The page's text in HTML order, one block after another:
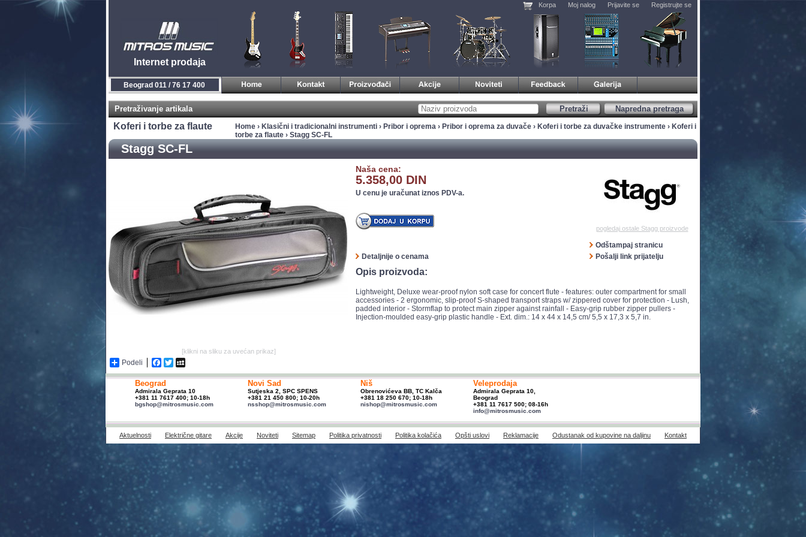
Internet prodaja
Korpa Moj nalog Prijavite se Registrujte se
Beograd 011 / 76 17 400
Pretraživanje artikala Napredna pretraga
Pretraži
Koferi i torbe za flaute Home › Klasični i tradicionalni instrumenti › Pribor i oprema › Pribor i oprema za duvače › Koferi i torbe za duvačke instrumente › Koferi i
torbe za flaute › Stagg SC-FL
Stagg SC-FL
[klikni na sliku za uvećan prikaz]
Podeli Facebook
Twitter
Naša cena:
5.358,00 DIN
U cenu je uračunat iznos PDV-a.
pogledaj ostale Stagg proizvode
Odštampaj stranicu
Detaljnije o cenama
Pošalji link prijatelju
Opis proizvoda:
Lightweight, Deluxe wear-proof nylon soft case for concert flute - features: outer compartment for small
accessories - 2 ergonomic, slip-proof S-shaped transport straps w/ zippered cover for protection - Lush,
padded interior - Stormflap to protect main zipper against rainfall - Easy-grip rubber zipper pullers -
Injection-moulded easy-grip plastic handle - Ext. dim.: 14 x 44 x 14,5 cm/ 5,5 x 17,3 x 5,7 in.
Beograd
Admirala Geprata 10
+381 11 7617 400; 10-18h
bgshop@mitrosmusic.com
Novi Sad
Sutjeska 2, SPC SPENS
+381 21 450 800; 10-20h
nsshop@mitrosmusic.com
Niš
Obrenovićeva BB, TC Kalča
+381 18 250 670; 10-18h
nishop@mitrosmusic.com
Veleprodaja
Admirala Geprata 10,
Beograd
+381 11 7617 500; 08-16h
info@mitrosmusic.com
Aktuelnosti Električne gitare Akcije Noviteti Sitemap Politika privatnosti Politika kolačića Opšti uslovi Reklamacije Odustanak od kupovine na daljinu Kontakt